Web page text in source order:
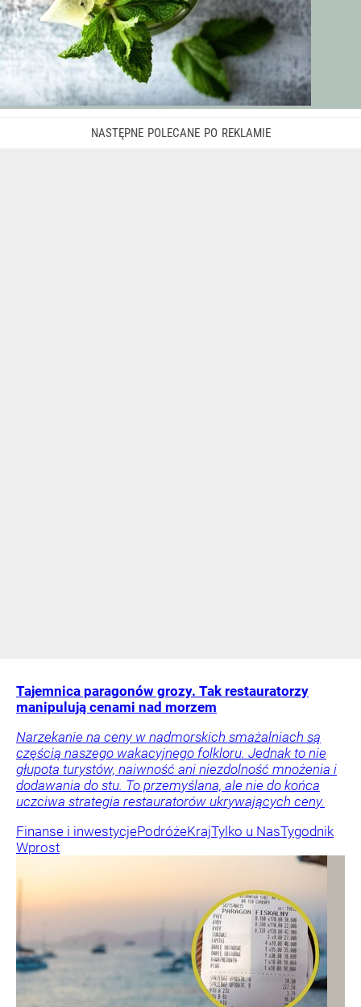
Tajemnica paragonów grozy. Tak restauratorzy
manipulują cenami nad morzem
Narzekanie na ceny w nadmorskich smażalniach są
częścią naszego wakacyjnego folkloru. Jednak to nie
głupota turystów, naiwność ani niezdolność mnożenia i
dodawania do stu. To przemyślana, ale nie do końca
uczciwa strategia restauratorów ukrywających ceny.
Finanse i inwestycjePodróżeKrajTylko u NasTygodnik
Wprost